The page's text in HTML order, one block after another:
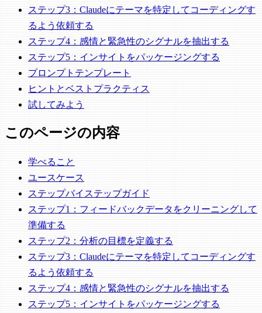
ステップ3：Claudeにテーマを特定してコーディングす
るよう依頼する
ステップ4：感情と緊急性のシグナルを抽出する
ステップ5：インサイトをパッケージングする
プロンプトテンプレート
ヒントとベストプラクティス
試してみよう
このページの内容
学べること
ユースケース
ステップバイステップガイド
ステップ1：フィードバックデータをクリーニングして
準備する
ステップ2：分析の目標を定義する
ステップ3：Claudeにテーマを特定してコーディングす
るよう依頼する
ステップ4：感情と緊急性のシグナルを抽出する
ステップ5：インサイトをパッケージングする